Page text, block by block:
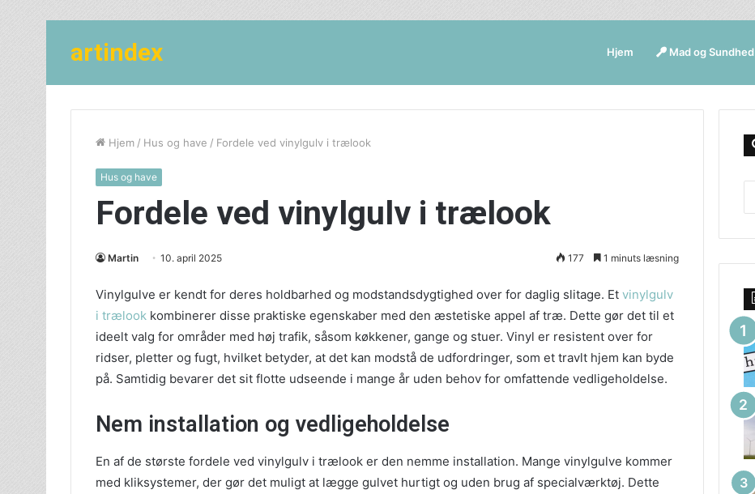
artindex Hjem Mad og Sundhed
Hjem / Hus og have / Fordele ved vinylgulv i trælook
Hus og have
Fordele ved vinylgulv i trælook
Martin 10. april 2025 177 1 minuts læsning
Vinylgulve er kendt for deres holdbarhed og modstandsdygtighed over for daglig slitage. Et vinylgulv
i trælook kombinerer disse praktiske egenskaber med den æstetiske appel af træ. Dette gør det til et
ideelt valg for områder med høj trafik, såsom køkkener, gange og stuer. Vinyl er resistent over for
ridser, pletter og fugt, hvilket betyder, at det kan modstå de udfordringer, som et travlt hjem kan byde
på. Samtidig bevarer det sit flotte udseende i mange år uden behov for omfattende vedligeholdelse.
Nem installation og vedligeholdelse
En af de største fordele ved vinylgulv i trælook er den nemme installation. Mange vinylgulve kommer
med kliksystemer, der gør det muligt at lægge gulvet hurtigt og uden brug af specialværktøj. Dette